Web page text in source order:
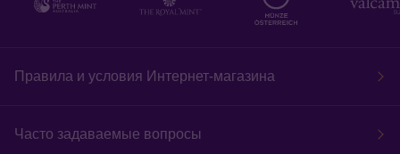
Правила и условия Интернет-магазина
Часто задаваемые вопросы